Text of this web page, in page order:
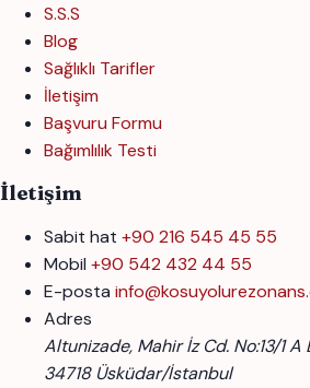
S.S.S
Blog
Sağlıklı Tarifler
İletişim
Başvuru Formu
Bağımlılık Testi
İletişim
Sabit hat +90 216 545 45 55
Mobil +90 542 432 44 55
E-posta
Adres
Altunizade, Mahir İz Cd. No:13/1 A
34718 Üsküdar/İstanbul